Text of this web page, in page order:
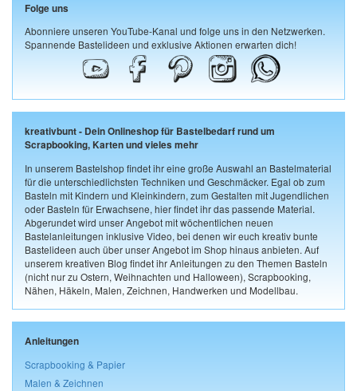
Folge uns
Abonniere unseren YouTube-Kanal und folge uns in den Netzwerken.
Spannende Bastelideen und exklusive Aktionen erwarten dich!
kreativbunt - Dein Onlineshop für Bastelbedarf rund um
Scrapbooking, Karten und vieles mehr
In unserem Bastelshop findet ihr eine große Auswahl an Bastelmaterial
für die unterschiedlichsten Techniken und Geschmäcker. Egal ob zum
Basteln mit Kindern und Kleinkindern, zum Gestalten mit Jugendlichen
oder Basteln für Erwachsene, hier findet ihr das passende Material.
Abgerundet wird unser Angebot mit wöchentlichen neuen
Bastelanleitungen inklusive Video, bei denen wir euch kreativ bunte
Bastelideen auch über unser Angebot im Shop hinaus anbieten. Auf
unserem kreativen Blog findet ihr Anleitungen zu den Themen Basteln
(nicht nur zu Ostern, Weihnachten und Halloween), Scrapbooking,
Nähen, Häkeln, Malen, Zeichnen, Handwerken und Modellbau.
Anleitungen
Scrapbooking & Papier
Malen & Zeichnen